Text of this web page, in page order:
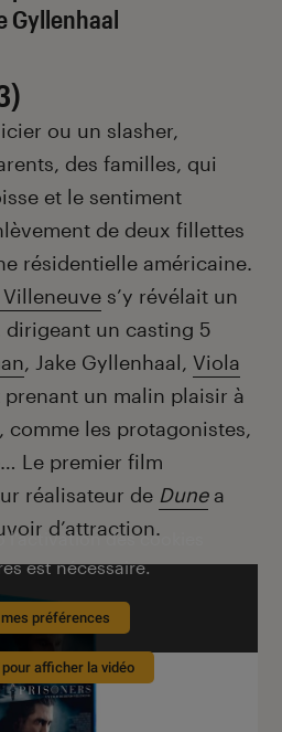
Gyllenhaal
ou un slasher,
des familles, qui
et le sentiment
de deux fillettes
résidentielle américaine.
s’y révélait un
dirigeant un casting 5
, Jake Gyllenhaal, Viola
prenant un malin plaisir à
comme les protagonistes,
Le premier film
réalisateur de Dune a
d’attraction.
l’activation des cookies
est nécessaire.
préférences
afficher la vidéo